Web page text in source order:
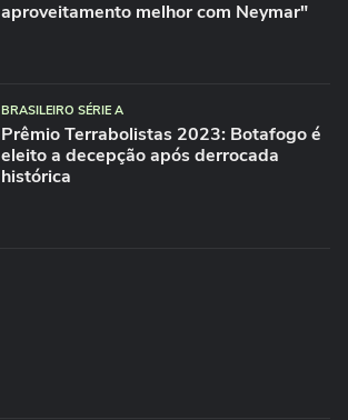
aproveitamento melhor com Neymar"
BRASILEIRO SÉRIE A
Prêmio Terrabolistas 2023: Botafogo é
eleito a decepção após derrocada
histórica